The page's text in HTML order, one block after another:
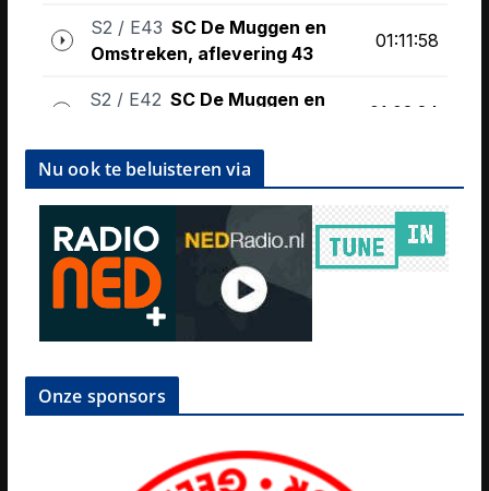
Nu ook te beluisteren via
Onze sponsors